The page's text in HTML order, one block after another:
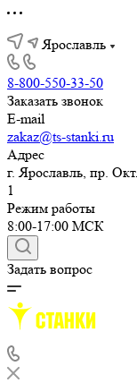
Ярославль
8-800-550-33-50
Заказать звонок
E-mail
zakaz@ts-stanki.ru
Адрес
г. Ярославль, пр.
1
Режим работы
8:00-17:00 МСК
Задать вопрос